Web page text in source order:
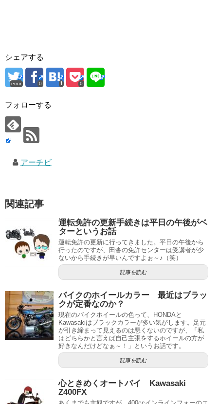
シェアする
error 0 0
フォローする
アーチビ
関連記事
運転免許の更新手続きは平日の午後がベ
ターというお話
運転免許の更新に行ってきました。平日の午後から
行ったのですが、田舎の免許センターは受講者が少
ないから手続きが早いんですよぉ～♪（笑）
記事を読む
バイクのホイールカラー 最近はブラッ
クが定番なのか？
現在のバイクホイールの色って、HONDAと
Kawasakiはブラックカラーが多い気がします。足元
が引き締まって見えるのは悪くないのですが、「私
はどちらかと言えば自己主張をするホイールの方が
好きなんだけどなぁ～！」というお話です。
記事を読む
心ときめくオートバイ Kawasaki
Z400FX